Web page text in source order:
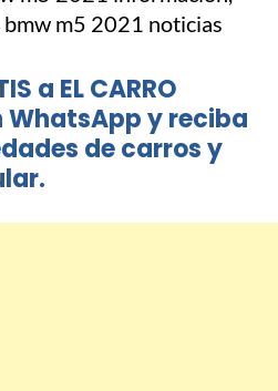
a EL CARRO
WhatsApp y reciba
de carros y